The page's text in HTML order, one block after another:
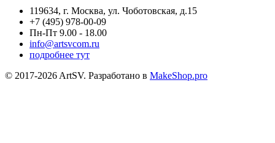
119634, г. Москва, ул. Чоботовская, д.15
+7 (495) 978-00-09
Пн-Пт 9.00 - 18.00
info@artsvcom.ru
подробнее тут
© 2017-2026 ArtSV. Разработано в MakeShop.pro